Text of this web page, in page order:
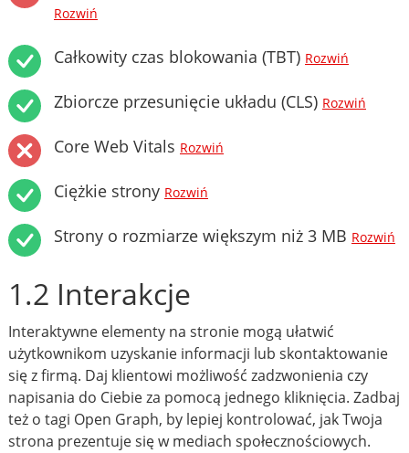
Rozwiń
Całkowity czas blokowania (TBT) Rozwiń
Zbiorcze przesunięcie układu (CLS) Rozwiń
Core Web Vitals Rozwiń
Ciężkie strony Rozwiń
Strony o rozmiarze większym niż 3 MB Rozwiń
1.2 Interakcje
Interaktywne elementy na stronie mogą ułatwić
użytkownikom uzyskanie informacji lub skontaktowanie
się z firmą. Daj klientowi możliwość zadzwonienia czy
napisania do Ciebie za pomocą jednego kliknięcia. Zadbaj
też o tagi Open Graph, by lepiej kontrolować, jak Twoja
strona prezentuje się w mediach społecznościowych.